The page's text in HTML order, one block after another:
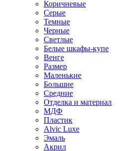
Коричневые
Серые
Темные
Черные
Светлые
Белые шкафы-купе
Венге
Размер
Маленькие
Большие
Средние
Отделка и материал
МДФ
Пластик
Alvic Luxe
Эмаль
Акрил